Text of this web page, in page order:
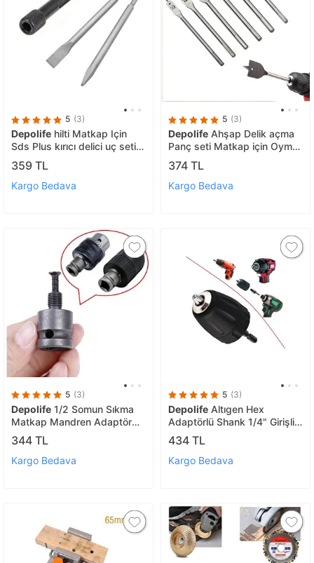
5 (3)
Depolife hilti Matkap Için
Sds Plus kırıcı delici uç seti
Murç Keski 1/4 Hex
359 TL
Kargo Bedava
5 (3)
Depolife Ahşap Delik açma
Panç seti Matkap için Oyma
Delik Açma Matkap Yaprak
Kelebek Uç Seti 6 parça
374 TL
Kargo Bedava
5 (3)
Depolife 1/2 Somun Sıkma
Matkap Mandren Adaptör
Somun Sökme Makinesini
Mandrene Çevirici Aparat
344 TL
Kargo Bedava
5 (3)
Depolife Altıgen Hex
Adaptörlü Shank 1/4" Girişli
bits mandreni 10mm
434 TL
Kargo Bedava